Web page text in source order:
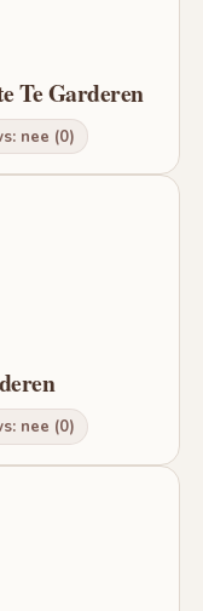
Te Garderen
nee (0)
nee (0)